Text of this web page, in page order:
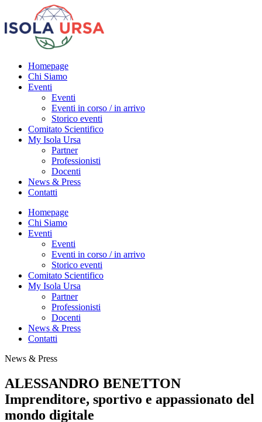
Homepage
Chi Siamo
Eventi
Eventi
Eventi in corso / in arrivo
Storico eventi
Comitato Scientifico
My Isola Ursa
Partner
Professionisti
Docenti
News & Press
Contatti
Homepage
Chi Siamo
Eventi
Eventi
Eventi in corso / in arrivo
Storico eventi
Comitato Scientifico
My Isola Ursa
Partner
Professionisti
Docenti
News & Press
Contatti
News & Press
ALESSANDRO BENETTON
Imprenditore, sportivo e appassionato del
mondo digitale